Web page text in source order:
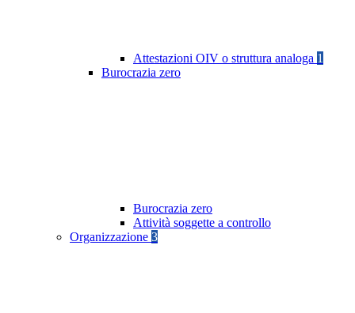
Attestazioni OIV o struttura analoga 1
Burocrazia zero
Burocrazia zero
Attività soggette a controllo
Organizzazione 3